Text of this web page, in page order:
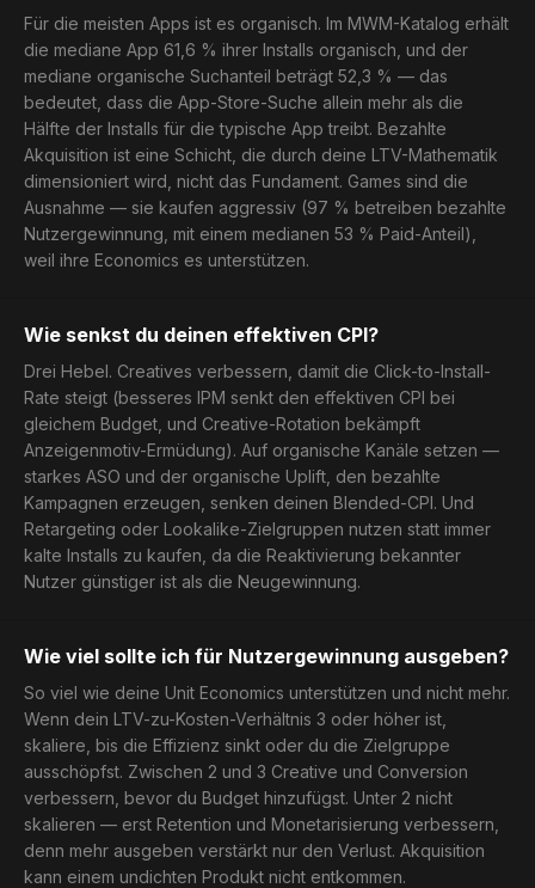
Für die meisten Apps ist es organisch. Im MWM-Katalog erhält
die mediane App 61,6 % ihrer Installs organisch, und der
mediane organische Suchanteil beträgt 52,3 % — das
bedeutet, dass die App-Store-Suche allein mehr als die
Hälfte der Installs für die typische App treibt. Bezahlte
Akquisition ist eine Schicht, die durch deine LTV-Mathematik
dimensioniert wird, nicht das Fundament. Games sind die
Ausnahme — sie kaufen aggressiv (97 % betreiben bezahlte
Nutzergewinnung, mit einem medianen 53 % Paid-Anteil),
weil ihre Economics es unterstützen.
Wie senkst du deinen effektiven CPI?
Drei Hebel. Creatives verbessern, damit die Click-to-Install-
Rate steigt (besseres IPM senkt den effektiven CPI bei
gleichem Budget, und Creative-Rotation bekämpft
Anzeigenmotiv-Ermüdung). Auf organische Kanäle setzen —
starkes ASO und der organische Uplift, den bezahlte
Kampagnen erzeugen, senken deinen Blended-CPI. Und
Retargeting oder Lookalike-Zielgruppen nutzen statt immer
kalte Installs zu kaufen, da die Reaktivierung bekannter
Nutzer günstiger ist als die Neugewinnung.
Wie viel sollte ich für Nutzergewinnung ausgeben?
So viel wie deine Unit Economics unterstützen und nicht mehr.
Wenn dein LTV-zu-Kosten-Verhältnis 3 oder höher ist,
skaliere, bis die Effizienz sinkt oder du die Zielgruppe
ausschöpfst. Zwischen 2 und 3 Creative und Conversion
verbessern, bevor du Budget hinzufügst. Unter 2 nicht
skalieren — erst Retention und Monetarisierung verbessern,
denn mehr ausgeben verstärkt nur den Verlust. Akquisition
kann einem undichten Produkt nicht entkommen.